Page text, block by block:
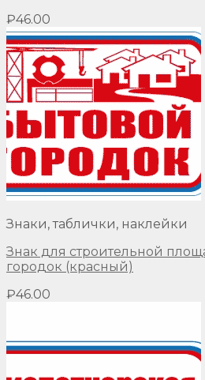
₽46.00
Знаки, таблички, наклейки
Знак для строительной
городок (красный)
₽46.00